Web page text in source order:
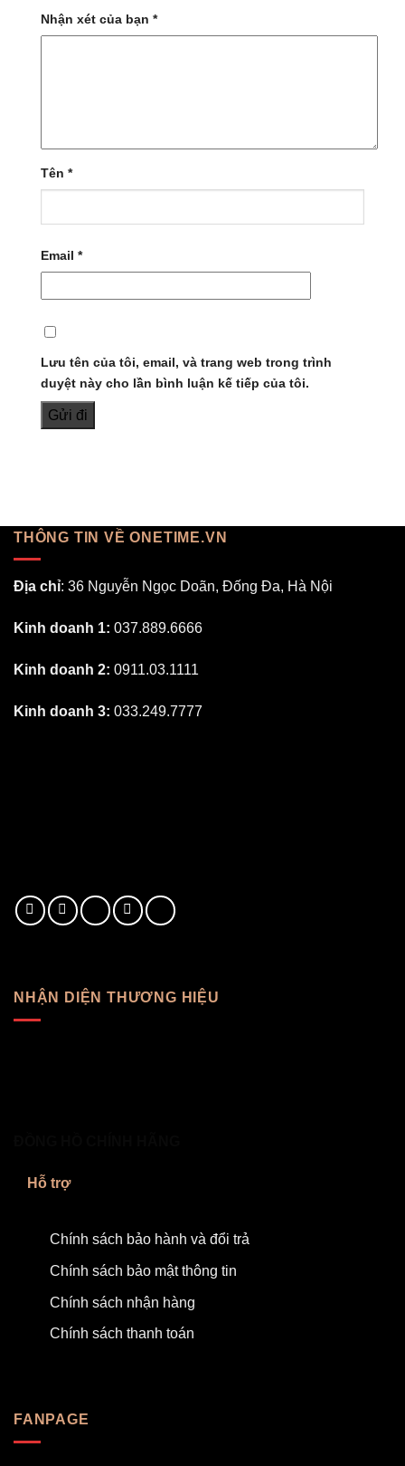
Nhận xét của bạn *
Tên *
Email *
Lưu tên của tôi, email, và trang web trong trình
duyệt này cho lần bình luận kế tiếp của tôi.
THÔNG TIN VỀ ONETIME.VN
Địa chỉ: 36 Nguyễn Ngọc Doãn, Đống Đa, Hà Nội
Kinh doanh 1: 037.889.6666
Kinh doanh 2: 0911.03.1111
Kinh doanh 3: 033.249.7777
NHẬN DIỆN THƯƠNG HIỆU
Hỗ trợ
Chính sách bảo hành và đổi trả
Chính sách bảo mật thông tin
Chính sách nhận hàng
Chính sách thanh toán
FANPAGE